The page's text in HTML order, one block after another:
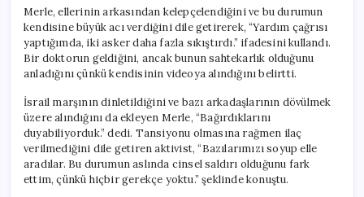
Merle, ellerinin arkasından kelepçelendiğini ve bu durumun
kendisine büyük acı verdiğini dile getirerek, “Yardım çağrısı
yaptığımda, iki asker daha fazla sıkıştırdı.” ifadesini kullandı.
Bir doktorun geldiğini, ancak bunun sahtekarlık olduğunu
anladığını çünkü kendisinin videoya alındığını belirtti.
İsrail marşının dinletildiğini ve bazı arkadaşlarının dövülmek
üzere alındığını da ekleyen Merle, “Bağırdıklarını
duyabiliyorduk.” dedi. Tansiyonu olmasına rağmen ilaç
verilmediğini dile getiren aktivist, “Bazılarımızı soyup elle
aradılar. Bu durumun aslında cinsel saldırı olduğunu fark
ettim, çünkü hiçbir gerekçe yoktu.” şeklinde konuştu.